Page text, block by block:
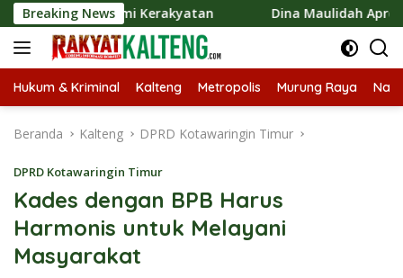
Langsung
ke
konten
Breaking News
Kerakyatan Dina Maulidah Apresiasi Festival
Hukum & Kriminal Kalteng Metropolis Murung Raya
Beranda Kalteng DPRD Kotawaringin Timur
DPRD Kotawaringin Timur
Kades dengan BPB Harus
Harmonis untuk Melayani
Masyarakat